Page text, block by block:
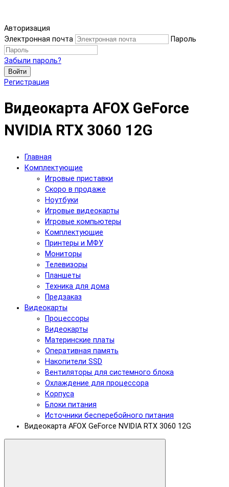
Авторизация
Электронная почта
Пароль
Забыли пароль?
Войти
Регистрация
Видеокарта AFOX GeForce
NVIDIA RTX 3060 12G
Главная
Комплектующие
Игровые приставки
Скоро в продаже
Ноутбуки
Игровые видеокарты
Игровые компьютеры
Комплектующие
Принтеры и МФУ
Мониторы
Телевизоры
Планшеты
Техника для дома
Предзаказ
Видеокарты
Процессоры
Видеокарты
Материнские платы
Оперативная память
Накопители SSD
Вентиляторы для системного блока
Охлаждение для процессора
Корпуса
Блоки питания
Источники бесперебойного питания
Видеокарта AFOX GeForce NVIDIA RTX 3060 12G